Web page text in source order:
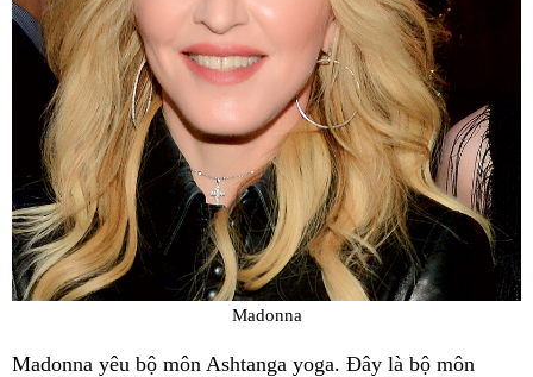
Madonna
Madonna yêu bộ môn Ashtanga yoga. Đây là bộ môn